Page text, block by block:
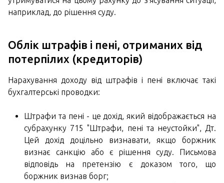
наприклад, до рішення суду.
Облік штрафів і пені, отриманих від
потерпілих (кредиторів)
Нарахування доходу від штрафів і пені включає такі
бухгалтерські проводки:
Штрафи та пені - це дохід, який відображається на
субрахунку 715 "Штрафи, пені та неустойки", Дт.
Цей дохід доцільно визнавати, якщо боржник
визнає санкцію або є рішення суду. Письмова
відповідь на претензію є доказом того, що
боржник визнав борг;